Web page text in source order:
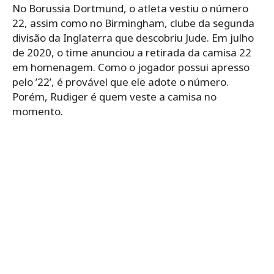
No Borussia Dortmund, o atleta vestiu o número
22, assim como no Birmingham, clube da segunda
divisão da Inglaterra que descobriu Jude. Em julho
de 2020, o time anunciou a retirada da camisa 22
em homenagem. Como o jogador possui apresso
pelo ’22’, é provável que ele adote o número.
Porém, Rudiger é quem veste a camisa no
momento.